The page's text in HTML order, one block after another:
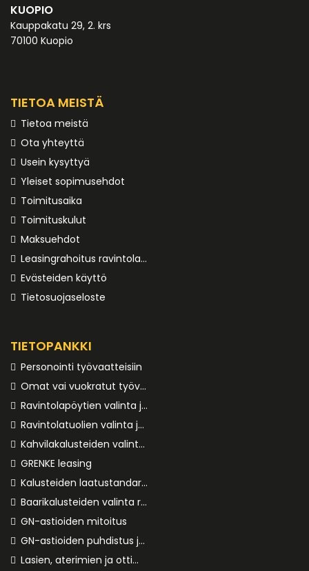
KUOPIO
Kauppakatu 29, 2. krs
70100 Kuopio
TIETOA MEISTÄ
Tietoa meistä
Ota yhteyttä
Usein kysyttyä
Yleiset sopimusehdot
Toimitusaika
Toimituskulut
Maksuehdot
Leasingrahoitus ravintolakalusteille
Evästeiden käyttö
Tietosuojaseloste
TIETOPANKKI
Personointi työvaatteisiin
Omat vai vuokratut työvaatteet
Ravintolapöytien valinta ja mitoitus
Ravintolatuolien valinta ja mukavuus
Kahvilakalusteiden valinta ja viihtyvyys
GRENKE leasing
Kalusteiden laatustandardit
Baarikalusteiden valinta ravintolaan ja hotelliin
GN-astioiden mitoitus
GN-astioiden puhdistus ja huolto
Lasien, aterimien ja ottimien puhdistus